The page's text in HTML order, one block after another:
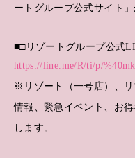
ートグループ公式サイト
■□リゾートグループ公式
https://line.me/R/ti/p/
※リゾート（一号店）、
情報、緊急イベント、お
します。